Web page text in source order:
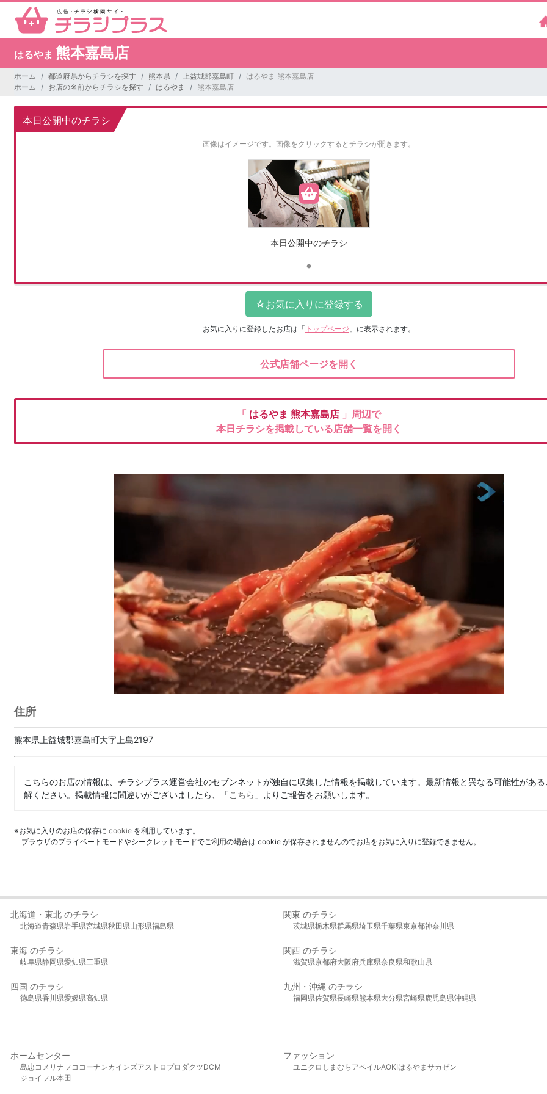
はるやま 熊本嘉島店
ホーム 都道府県からチラシを探す 熊本県 上益城郡嘉島町
はるやま 熊本嘉島店
ホーム
お店の名前からチラシを探す はるやま 熊本嘉島店
本日公開中のチラシ
画像はイメージです。 画像をクリックするとチラシが開きます。
本日公開中のチラシ
お気に入りに登録したお店は 「 トップページ 」に表示されます。
公式店舗ページを開く
「 はるやま 熊本嘉島店 」周辺で
本日チラシを掲載している店舗一覧を開く
住所
熊本県上益城郡嘉島町大字上島2197
こちらのお店の情報は、チラシプラス運営会社のセブンネットが独自に収集した情報を掲載しています。最新情報と異なる可能性があ
解ください。掲載情報に間違いがございましたら、「こちら 」よりご報告をお願いします。
※お気に入りのお店の保存に cookie を利用しています。
ブラウザのプライベートモードやシークレットモードでご利用の場合は cookie が保存されませんのでお店をお気に入りに登録できません。
北海道・東北 のチラシ
北海道青森県岩手県宮城県秋田県山形県福島県
関東 のチラシ
茨城県栃木県群馬県埼玉県千葉県東京都神奈川県
東海 のチラシ
岐阜県静岡県愛知県三重県
関西 のチラシ
滋賀県京都府大阪府兵庫県奈良県和歌山県
四国 のチラシ
徳島県香川県愛媛県高知県
九州・沖縄 のチラシ
福岡県佐賀県長崎県熊本県大分県宮崎県鹿児島県沖縄県
ホームセンター
島忠 コメリ ナフコ コーナンカインズアストロプロダクツDCM
ジョイフル本田
ファッション
ユニクロ しまむら アベイルAOKIはるやま サカゼン